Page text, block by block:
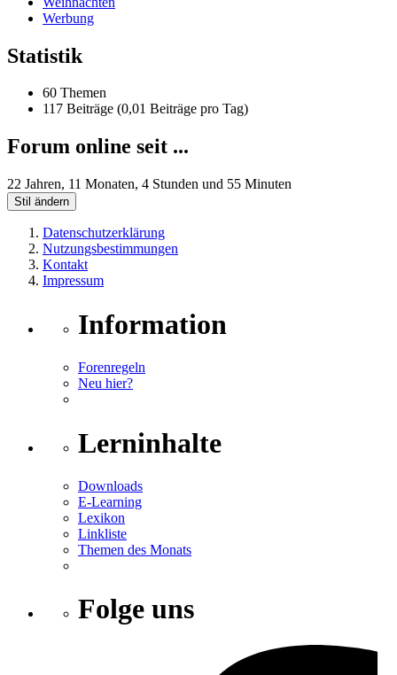
Werbung
Statistik
60 Themen
117 Beiträge (0,01 Beiträge pro Tag)
Forum online seit ...
22 Jahren, 11 Monaten, 4 Stunden und 55 Minuten
Stil ändern
Datenschutzerklärung
Nutzungsbestimmungen
Kontakt
Impressum
Information
Forenregeln
Neu hier?
Lerninhalte
Downloads
E-Learning
Lexikon
Linkliste
Themen des Monats
Folge uns